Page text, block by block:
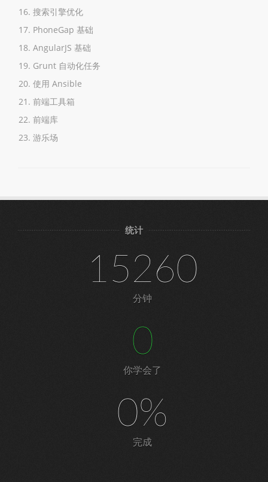
搜索引擎优化
PhoneGap 基础
AngularJS 基础
Grunt 自动化任务
使用 Ansible
前端工具箱
前端库
游乐场
统计
15260
分钟
0
你学会了
0%
完成